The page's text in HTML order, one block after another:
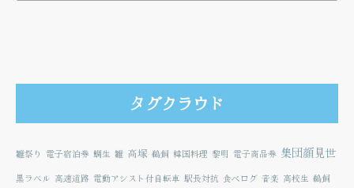
タグクラウド
雛祭り 電子宿泊券 鯛生 雛 高塚 鵜飼 韓国料理 黎明 電子商品券 集団顔見世
黒ラベル 高速道路 電動アシスト付自転車 駅長対抗 食べログ 音楽 高校生 鵜飼